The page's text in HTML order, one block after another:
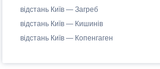
відстань Київ — Загреб
відстань Київ — Кишинів
відстань Київ — Копенгаген